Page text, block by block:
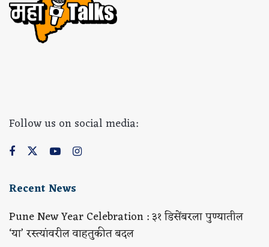
Follow us on social media:
Recent News
Pune New Year Celebration : ३१ डिसेंबरला पुण्यातील
‘या’ रस्त्यांवरील वाहतुकीत बदल